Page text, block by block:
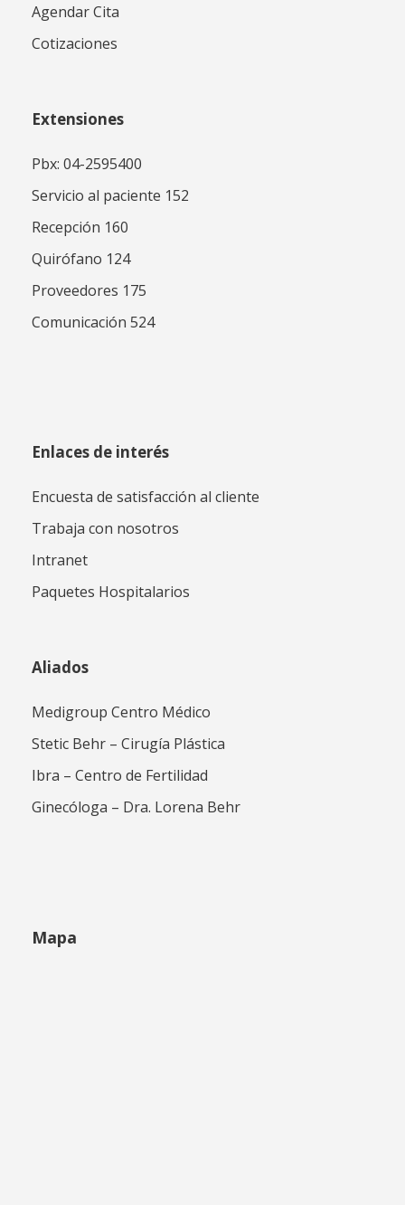
Agendar Cita
Cotizaciones
Extensiones
Pbx: 04-2595400
Servicio al paciente 152
Recepción 160
Quirófano 124
Proveedores 175
Comunicación 524
Enlaces de interés
Encuesta de satisfacción al cliente
Trabaja con nosotros
Intranet
Paquetes Hospitalarios
Aliados
Medigroup Centro Médico
Stetic Behr – Cirugía Plástica
Ibra – Centro de Fertilidad
Ginecóloga – Dra. Lorena Behr
Mapa